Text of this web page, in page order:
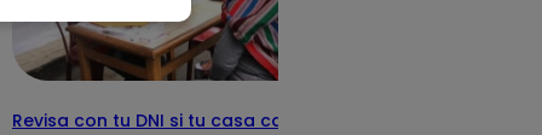
Revisa con tu DNI si tu casa califica